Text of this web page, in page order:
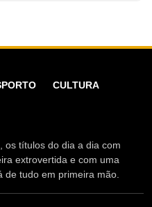
CULTURA
os títulos do dia a dia com
extrovertida e com uma
de tudo em primeira mão.